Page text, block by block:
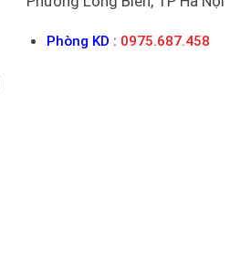
Phòng KD : 0975.687.458